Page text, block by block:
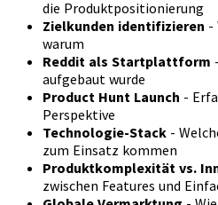
die Produktpositionierung
Zielkunden identifizieren -
warum
Reddit als Startplattform
aufgebaut wurde
Product Hunt Launch -
Perspektive
Technologie-Stack -
zum Einsatz kommen
Produktkomplexität vs.
zwischen Features und